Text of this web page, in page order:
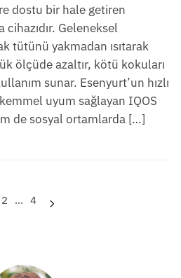
dostu bir hale getiren
Geleneksel
tütünü yakmadan ısıtarak
ölçüde azaltır, kötü kokuları
sunar. Esenyurt’un hızlı
uyum sağlayan IQOS
de sosyal ortamlarda […]
2 … 4